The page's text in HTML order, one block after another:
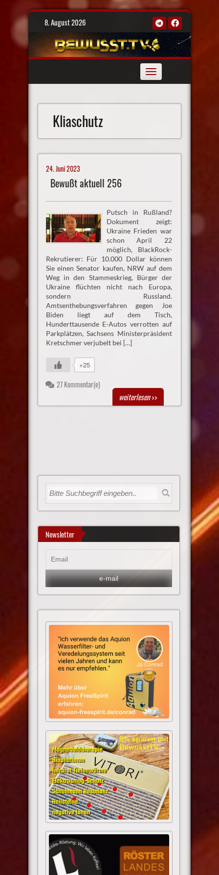
Skip
8. August 2026
Toggle
navigation
Kliaschutz
24. Juni 2023
Bewußt aktuell 256
Putsch in Rußland?
Dokument zeigt:
Ukraine Frieden war
schon April 22
möglich, BlackRock-
Rekrutierer: Für 10.000 Dollar können
Sie einen Senator kaufen, NRW auf dem
Weg in den Stammeskrieg, Bürger der
Ukraine flüchten nicht nach Europa,
sondern Russland.
Amtsenthebungsverfahren gegen Joe
Biden liegt auf dem Tisch,
Hunderttausende E-Autos verrotten auf
Parkplätzen, Sachsens Ministerpräsident
Kretschmer verjubelt bei […]
+25
27 Kommentar(e)
weiterlesen>>
Newsletter